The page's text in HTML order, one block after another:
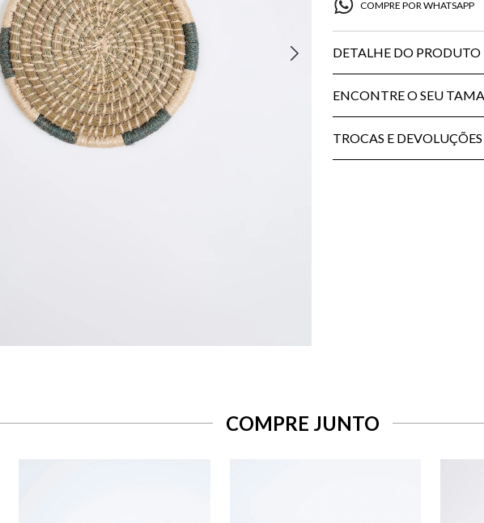
COMPRE POR WHATSAPP
DETALHE DO PRODUTO
ENCONTRE O SEU
TROCAS E DEVOLUÇÕES
COMPRE JUNTO